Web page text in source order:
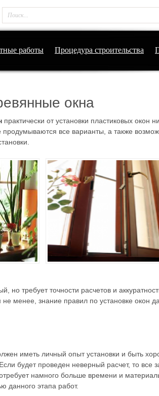
работы Процедура строительства
окна
практически от установки пластиковых окон
продумываются все варианты, а также
но требует точности расчетов и
менее, знание правил по установке окон
иметь личный опыт установки и быть
будет проведен неверный расчет, то все
намного больше времени и
данного этапа работ.